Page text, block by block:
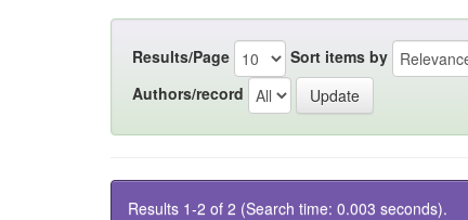
Results/Page Sort items by
Authors/record
Results 1-2 of 2 (Search time: 0.003 seconds).